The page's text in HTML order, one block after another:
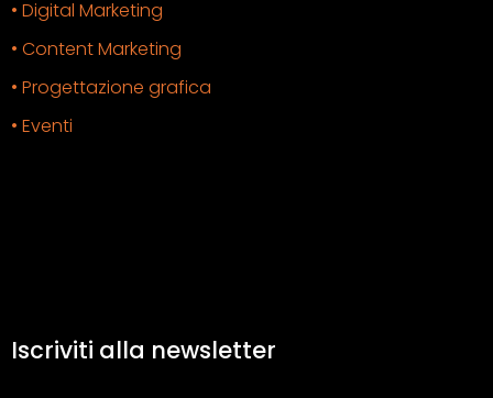
• Digital Marketing
• Content Marketing
• Progettazione grafica
• Eventi
Iscriviti alla newsletter